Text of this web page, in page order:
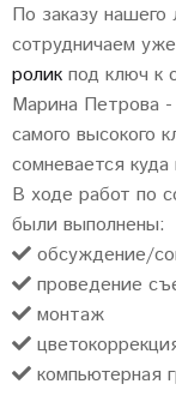
По заказу
сотрудничаем
ролик под ключ к
Марина Петрова -
самого высокого
сомневается
В ходе работ по
были выполнены:
обсуждение/
проведение
монтаж
компьютерная